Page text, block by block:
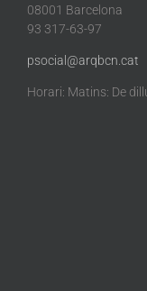
08001 Barcelona
93 317-63-97
psocial@arqbcn.cat
Horari: Matins: De